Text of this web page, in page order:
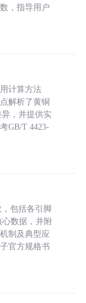
，指导用户
计算方法
解析了黄铜
异，并提供实
GB/T 4423-
包括各引脚
心数据，并附
制及典型应
官方规格书